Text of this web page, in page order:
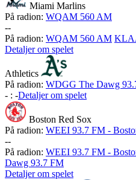
Miami Marlins
På radion: WQAM 560 AM
--
På radion: WQAM 560 AM
Detaljer om spelet
Athletics
På radion: WDGG The Dawg
- : -Detaljer om spelet
Boston Red Sox
På radion: WEEI 93.7 FM -
--
På radion: WEEI 93.7 FM -
Dawg 93.7 FM
Detaljer om spelet